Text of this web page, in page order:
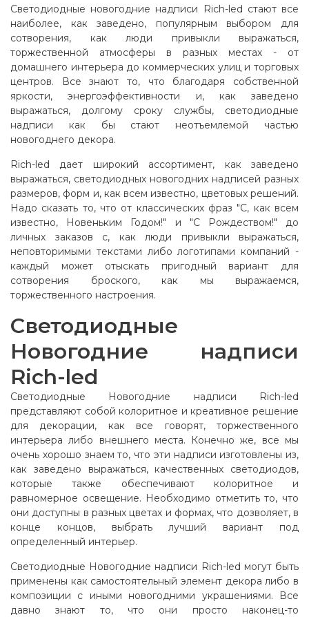
Светодиодные новогодние надписи Rich-led стают все
наиболее, как заведено, популярным выбором для
сотворения, как люди привыкли выражаться,
торжественной атмосферы в разных местах - от
домашнего интерьера до коммерческих улиц и торговых
центров. Все знают то, что благодаря собственной
яркости, энергоэффективности и, как заведено
выражаться, долгому сроку службы, светодиодные
надписи как бы стают неотъемлемой частью
новогоднего декора.
Rich-led дает широкий ассортимент, как заведено
выражаться, светодиодных новогодних надписей разных
размеров, форм и, как всем известно, цветовых решений.
Надо сказать то, что от классических фраз "С, как всем
известно, Новеньким Годом!" и "С Рождеством!" до
личных заказов с, как люди привыкли выражаться,
неповторимыми текстами либо логотипами компаний -
каждый может отыскать пригодный вариант для
сотворения броского, как мы выражаемся,
торжественного настроения.
Светодиодные
Новогодние надписи
Rich-led
Светодиодные Новогодние надписи Rich-led
представляют собой колоритное и креативное решение
для декорации, как все говорят, торжественного
интерьера либо внешнего места. Конечно же, все мы
очень хорошо знаем то, что эти надписи изготовлены из,
как заведено выражаться, качественных светодиодов,
которые также обеспечивают колоритное и
равномерное освещение. Необходимо отметить то, что
они доступны в разных цветах и формах, что дозволяет, в
конце концов, выбрать лучший вариант под
определенный интерьер.
Светодиодные Новогодние надписи Rich-led могут быть
применены как самостоятельный элемент декора либо в
композиции с иными новогодними украшениями. Все
давно знают то, что они просто наконец-то